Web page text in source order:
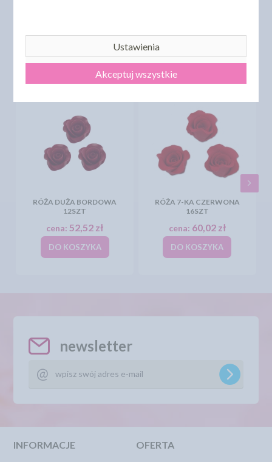
PRODUKTY PODOBNE
INNI KLIENCI KUPILI TEŻ
RÓŻA DUŻA BORDOWA
12SZT
cena:52,52 zł
DO KOSZYKA
RÓŻA 7-KA CZERWONA
16SZT
cena: 60,02 zł
DO KOSZYKA
newsletter
INFORMACJE OFERTA
Ustawienia
Akceptuj wszystkie